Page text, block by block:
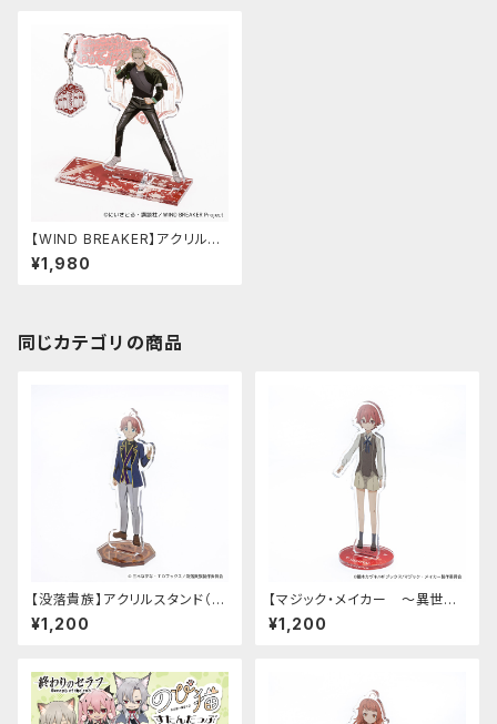
【WIND BREAKER】アクリルキ
ーハンガー（柊 登馬）
¥1,980
同じカテゴリの商品
【没落貴族】アクリルスタンド（リ
アム）
¥1,200
【マジック・メイカー ～異世界
魔法の作り方～】アクリルスタン
ド（シオン）
¥1,200